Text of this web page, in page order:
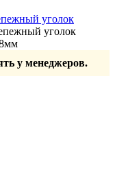
уголок
уголок
у менеджеров.